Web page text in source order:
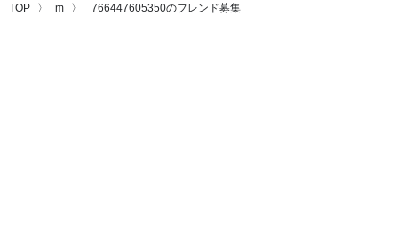
TOP m 766447605350のフレンド募集